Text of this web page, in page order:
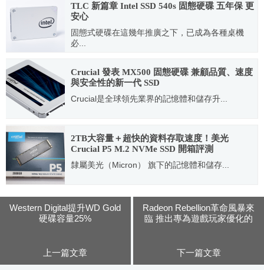
TLC 新篇章 Intel SSD 540s 固態硬碟 五年保 更
安心
固態式硬碟在這幾年推廣之下，已成為各種桌機
必...
2016.06.24
Crucial 發表 MX500 固態硬碟 兼顧品質、速度
與安全性的新一代 SSD
Crucial是全球領先業界的記憶體和儲存升...
2TB大容量＋超快的資料存取速度！美光
Crucial P5 M.2 NVMe SSD 開箱評測
隸屬美光（Micron） 旗下的記憶體和儲存...
Western Digital提升WD Gold
硬碟容量25%
上一篇文章
Radeon Rebellion革命風暴來
臨 推出專為遊戲玩家優化的
下一篇文章